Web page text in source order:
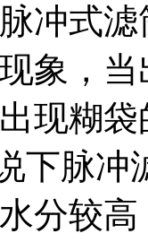
式滤
象，
现糊
冲滤
分较